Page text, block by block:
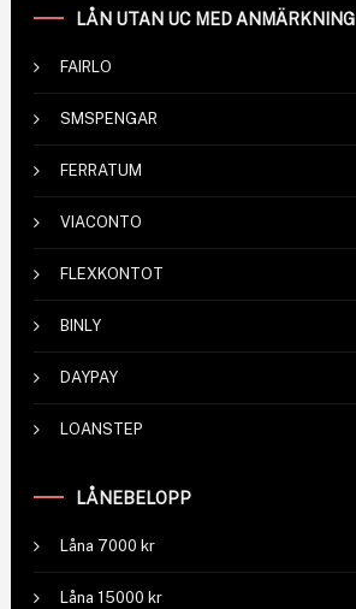
LÅN UTAN UC MED ANMÄRKNING
FAIRLO
SMSPENGAR
FERRATUM
VIACONTO
FLEXKONTOT
BINLY
DAYPAY
LOANSTEP
LÅNEBELOPP
Låna 7000 kr
Låna 15000 kr